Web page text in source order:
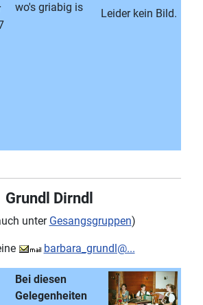
wo's griabig is
Leider kein Bild.
Grundl Dirndl
unter Gesangsgruppen)
barbara_grundl@...
Bei diesen
Gelegenheiten